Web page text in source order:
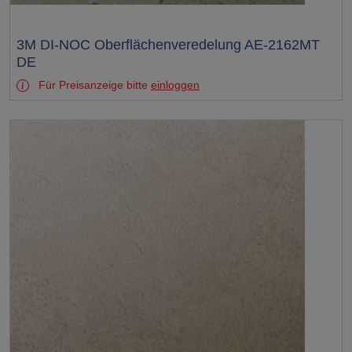
Test
3M DI-NOC Oberflächenveredelung AE-2162MT
DE
Für Preisanzeige bitte einloggen